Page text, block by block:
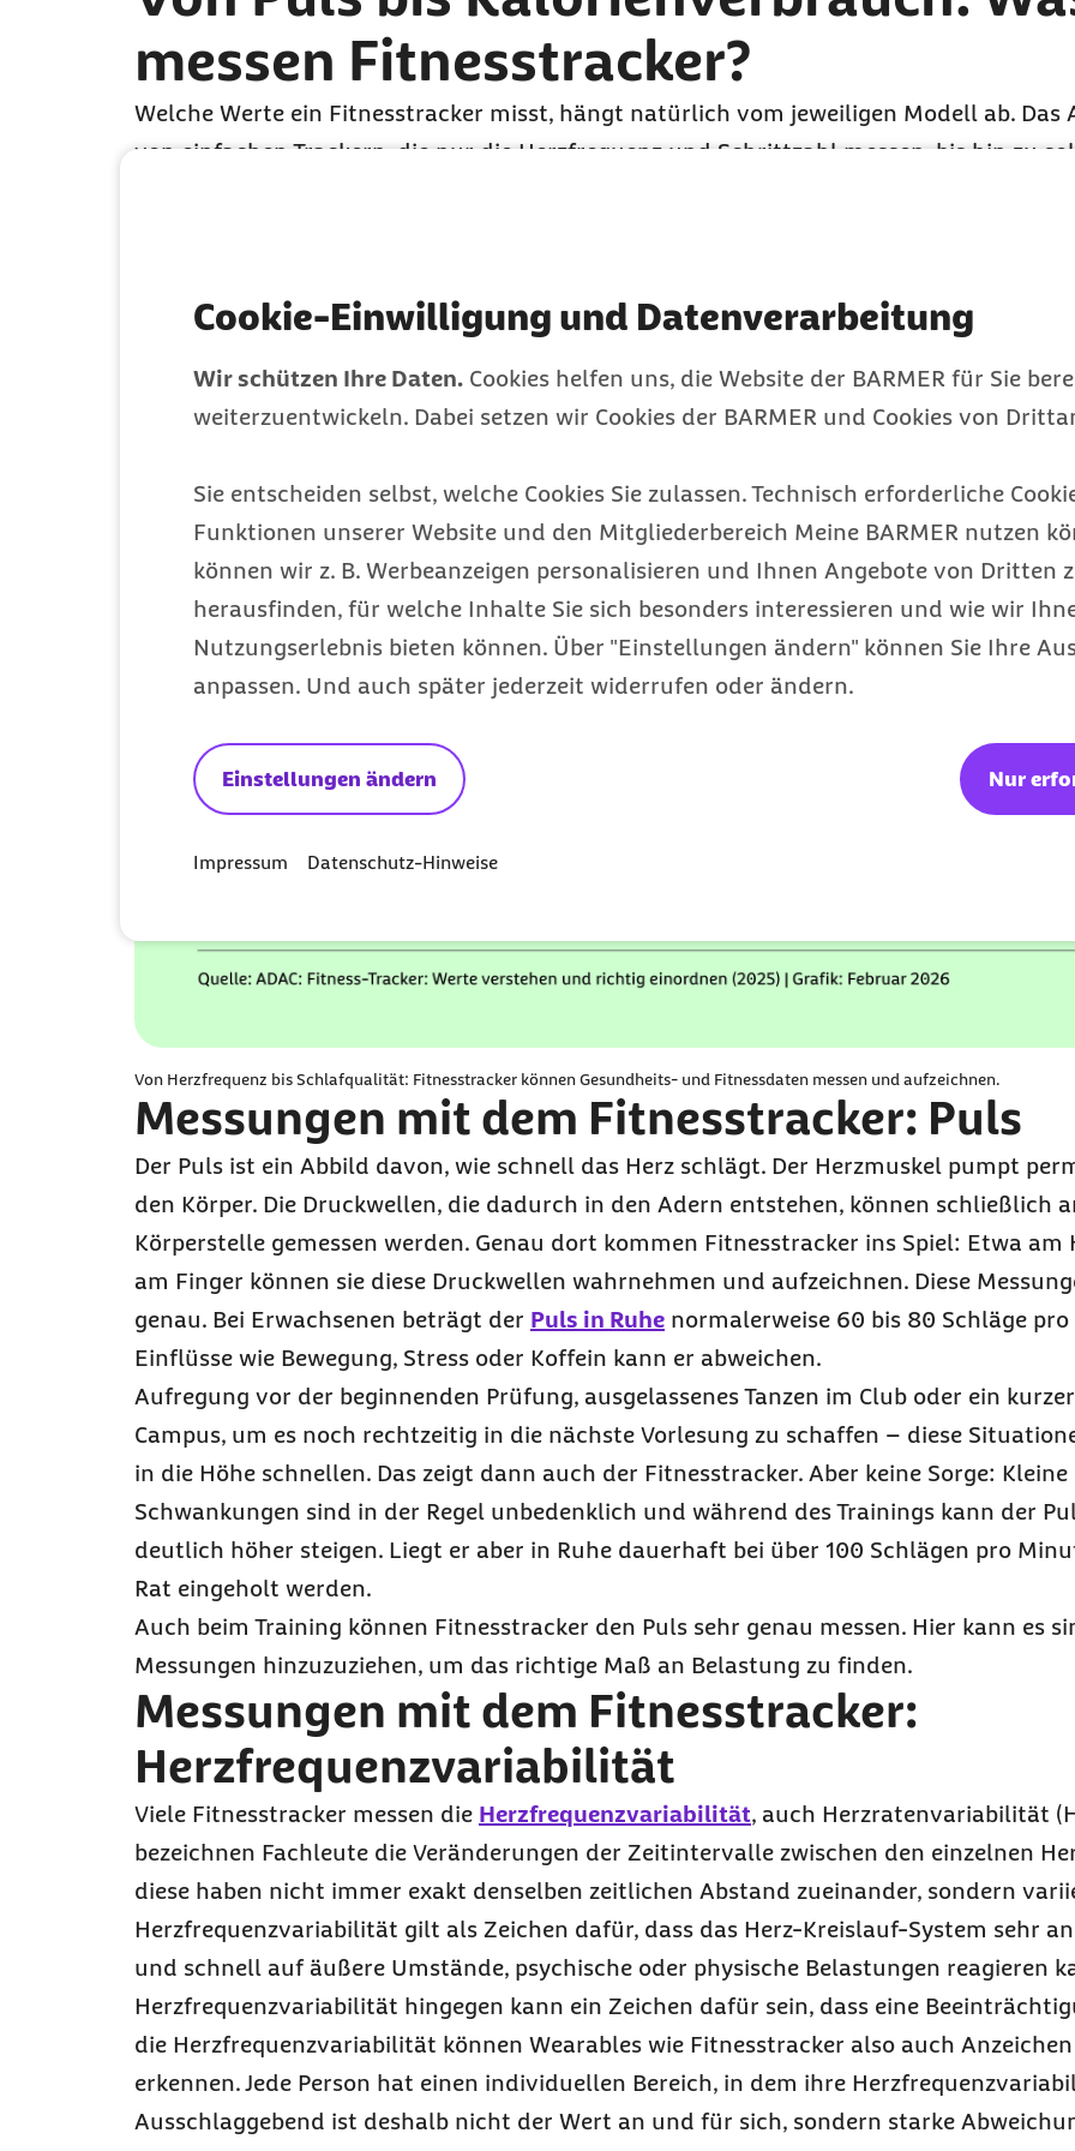
Cookie-Einwilligung und Datenverarbeitung
Wir schützen Ihre Daten. Cookies helfen uns, die Website der BARMER für Sie
weiterzuentwickeln. Dabei setzen wir Cookies der BARMER und Cookies von
Sie entscheiden selbst, welche Cookies Sie zulassen. Technisch erforderliche
Funktionen unserer Website und den Mitgliederbereich Meine BARMER nutzen
können wir z. B. Werbeanzeigen personalisieren und Ihnen Angebote von Dritten
herausfinden, für welche Inhalte Sie sich besonders interessieren und wie wir
Nutzungserlebnis bieten können. Über "Einstellungen ändern" können Sie Ihre
anpassen. Und auch später jederzeit widerrufen oder ändern.
Einstellungen ändern Nur
Impressum Datenschutz-Hinweise
messen Fitnesstracker?
Welche Werte ein Fitnesstracker misst, hängt natürlich vom jeweiligen Modell ab. Das
von einfachen Trackern, die nur die Herzfrequenz und Schrittzahl messen, bis hin zu
Von Herzfrequenz bis Schlafqualität: Fitnesstracker können Gesundheits- und Fitnessdaten messen und aufzeichnen.
Messungen mit dem Fitnesstracker: Puls
Der Puls ist ein Abbild davon, wie schnell das Herz schlägt. Der Herzmuskel pumpt
den Körper. Die Druckwellen, die dadurch in den Adern entstehen, können schließlich
Körperstelle gemessen werden. Genau dort kommen Fitnesstracker ins Spiel: Etwa am
am Finger können sie diese Druckwellen wahrnehmen und aufzeichnen. Diese
genau. Bei Erwachsenen beträgt der Puls in Ruhe normalerweise 60 bis 80 Schläge
Einflüsse wie Bewegung, Stress oder Koffein kann er abweichen.
Aufregung vor der beginnenden Prüfung, ausgelassenes Tanzen im Club oder ein
Campus, um es noch rechtzeitig in die nächste Vorlesung zu schaffen – diese
in die Höhe schnellen. Das zeigt dann auch der Fitnesstracker. Aber keine Sorge:
Schwankungen sind in der Regel unbedenklich und während des Trainings kann der
deutlich höher steigen. Liegt er aber in Ruhe dauerhaft bei über 100 Schlägen pro
Rat eingeholt werden.
Auch beim Training können Fitnesstracker den Puls sehr genau messen. Hier kann es
Messungen hinzuzuziehen, um das richtige Maß an Belastung zu finden.
Messungen mit dem Fitnesstracker:
Herzfrequenzvariabilität
Viele Fitnesstracker messen die Herzfrequenzvariabilität, auch Herzratenvariabilität
bezeichnen Fachleute die Veränderungen der Zeitintervalle zwischen den einzelnen
diese haben nicht immer exakt denselben zeitlichen Abstand zueinander, sondern
Herzfrequenzvariabilität gilt als Zeichen dafür, dass das Herz-Kreislauf-System sehr
und schnell auf äußere Umstände, psychische oder physische Belastungen reagieren
Herzfrequenzvariabilität hingegen kann ein Zeichen dafür sein, dass eine
die Herzfrequenzvariabilität können Wearables wie Fitnesstracker also auch
erkennen. Jede Person hat einen individuellen Bereich, in dem ihre
Ausschlaggebend ist deshalb nicht der Wert an und für sich, sondern starke